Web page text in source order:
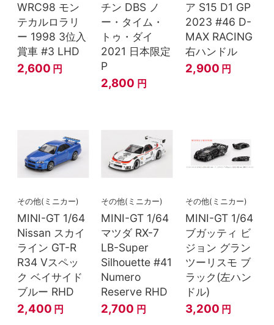
WRC98 モン
テカルロラリ
ー 1998 3位入
賞車 #3 LHD
2,600 円
チン DBS ノ
ー・タイム・
トゥ・ダイ
2021 日本限定
P
2,800 円
ア S15 D1 GP
2023 #46 D-
MAX RACING
右ハンドル
2,900 円
その他(ミニカー)
MINI-GT 1/64
Nissan スカイ
ライン GT-R
R34 Vスペッ
ク ベイサイド
ブルー RHD
2,400 円
その他(ミニカー)
MINI-GT 1/64
マツダ RX-7
LB-Super
Silhouette #41
Numero
Reserve RHD
2,700 円
その他(ミニカー)
MINI-GT 1/64
ブガッティ ビ
ジョン グラン
ツーリスモ ブ
ラック(左ハン
ドル)
3,200 円